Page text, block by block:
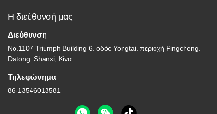
Η διεύθυνσή μας
Διεύθυνση
Νο.1107 Triumph Building 6, οδός Yongtai, περιοχή Pingcheng,
Datong, Shanxi, Κίνα
Τηλεφώνημα
86-13546018581